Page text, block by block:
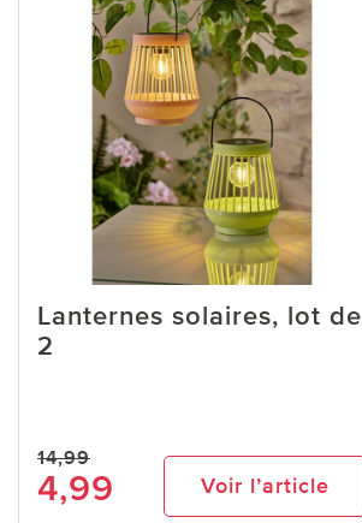
Lanternes solaires, lot de
2
14,99
4,99 Voir l’article